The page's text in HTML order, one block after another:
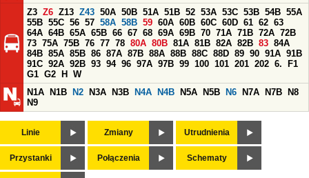
Z3 Z6 Z13 Z43 50A 50B 51A 51B 52 53A 53C 53B 54B 55A
55B 55C 56 57 58A 58B 59 60A 60B 60C 60D 61 62 63
64A 64B 65A 65B 66 67 68 69A 69B 70 71A 71B 72A 72B
73 75A 75B 76 77 78 80A 80B 81A 81B 82A 82B 83 84A
84B 85A 85B 86 87A 87B 88A 88B 88C 88D 89 90 91A 91B
91C 92A 92B 93 94 96 97A 97B 99 100 101 201 202 6.
F1
G1 G2 H
W
N1A
N1B N2 N3A N3B N4A N4B N5A N5B N6 N7A N7B
N8
N9
Linie Zmiany Utrudnienia
Przystanki Połączenia Schematy